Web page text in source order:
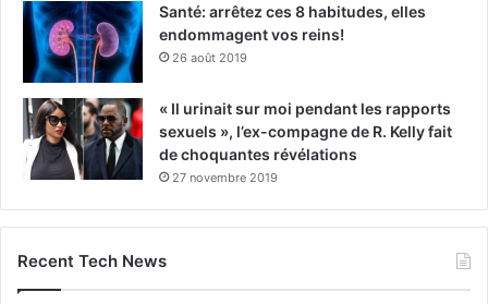
Santé: arrêtez ces 8 habitudes, elles
endommagent vos reins!
26 août 2019
« Il urinait sur moi pendant les rapports
sexuels », l’ex-compagne de R. Kelly fait
de choquantes révélations
27 novembre 2019
Recent Tech News